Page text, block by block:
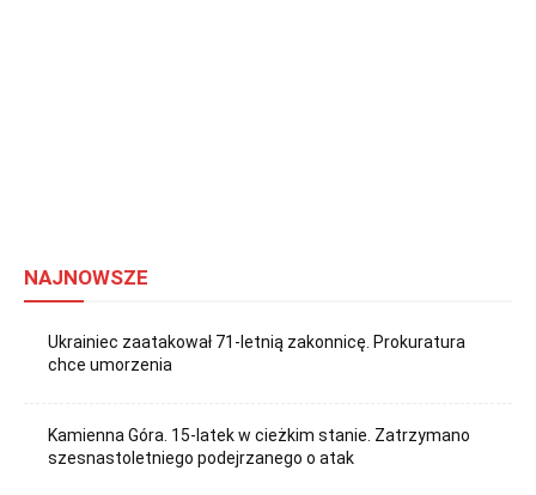
NAJNOWSZE
Ukrainiec zaatakował 71-letnią zakonnicę. Prokuratura
chce umorzenia
Kamienna Góra. 15-latek w cieżkim stanie. Zatrzymano
szesnastoletniego podejrzanego o atak